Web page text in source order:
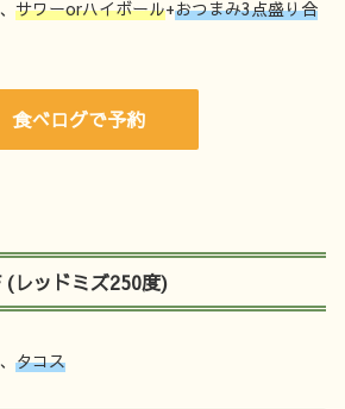
サワーorハイボール+おつまみ3点盛り合
食べログで予約
(レッドミズ250度)
タコス